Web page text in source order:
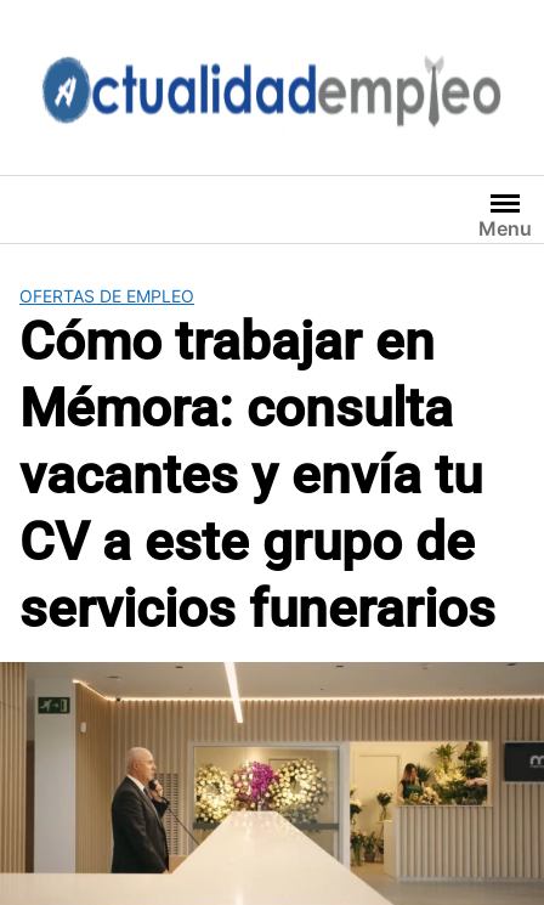
contenido
Menu
OFERTAS DE EMPLEO
Cómo trabajar en
Mémora: consulta
vacantes y envía tu
CV a este grupo de
servicios funerarios